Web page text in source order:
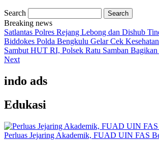
Search
Breaking news
Satlantas Polres Rejang Lebong dan Dishub
Biddokes Polda Bengkulu Gelar Cek
Sambut HUT RI, Polsek Ratu Samban
Next
indo ads
Edukasi
Perluas Jejaring Akademik, FUAD UIN FAS